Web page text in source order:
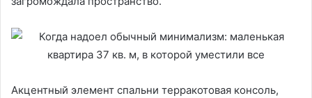
Акцентный элемент спальни терракотовая консоль,